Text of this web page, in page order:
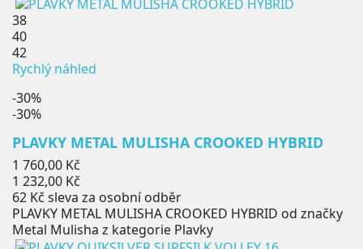
38
40
42
Rychlý náhled
-30%
-30%
PLAVKY METAL MULISHA CROOKED HYBRID
Běžná
cena
1 760,00 Kč
Cena
1 232,00 Kč
62 Kč sleva za osobní odběr
PLAVKY METAL MULISHA CROOKED HYBRID od značky
Metal Mulisha z kategorie Plavky